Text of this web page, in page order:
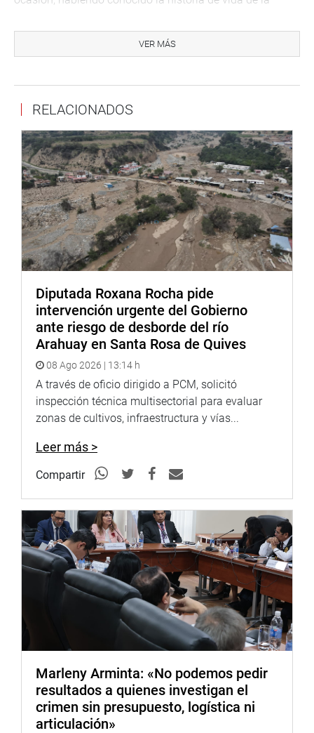
congresista Marticorena, se convierte en un símbolo de la
esperanza que renace en los ojos de quienes más lo
hospitalizada en el INO para recibir la atención y los
exámenes pertinentes, preparando el camino para su
cirugía. Este viernes 12 de julio, bajo la experta mano del
Dr. Waldo Loayza Gamboa, jefe del departamento
especializado en glaucoma, la señora Tomasa se
someterá a una operación de alta complejidad que le
permitirá recuperar la visión y volver a ver el mundo con
alegría.
La historia de la señora Tomasa es un ejemplo
conmovedor de la fuerza del espíritu humano y la
solidaridad que nos une como sociedad. Esta acción
solidaria que se realiza desde el despacho del
Congresista Marticorena y el INO, no solo refleja el
compromiso con la salud ocular de los peruanos, sino
también la k de apoyar a quienes se encuentran en
situaciones de vulnerabilidad extrema. La operación de la
señora Tomasa será un ejemplo más del impacto positivo
que el INO tiene en la vida de las personas, brindando
esperanza y mejorando su calidad de vida.
OFICINA DE COMUNICACIONES – DESPACHO
CONGRESAL DE JORGE MARTICORENA
Lima, 11 de julio del 2024
VER MÁS
RELACIONADOS
Diputada Roxana Rocha pide
intervención urgente del Gobierno
ante riesgo de desborde del río
Arahuay en Santa Rosa de Quives
08 Ago 2026 | 13:14 h
A través de oficio dirigido a PCM, solicitó
inspección técnica multisectorial para evaluar
zonas de cultivos, infraestructura y vías...
Leer más >
Compartir
Marleny Arminta: «No podemos pedir
resultados a quienes investigan el
crimen sin presupuesto, logística ni
articulación»